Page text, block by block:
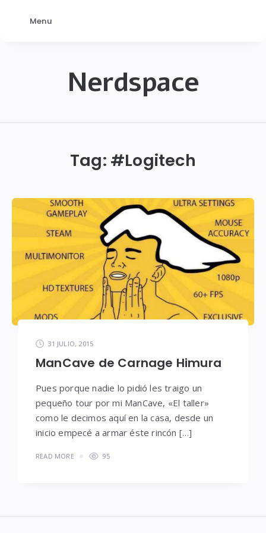
Nerdspace
Tag: #Logitech
31 JULIO, 2015
ManCave de Carnage Himura
Pues porque nadie lo pidió les traigo un
pequeño tour por mi ManCave, «El taller»
como le decimos aquí en la casa, desde un
inicio empecé a armar éste rincón […]
READ MORE 95
Menu